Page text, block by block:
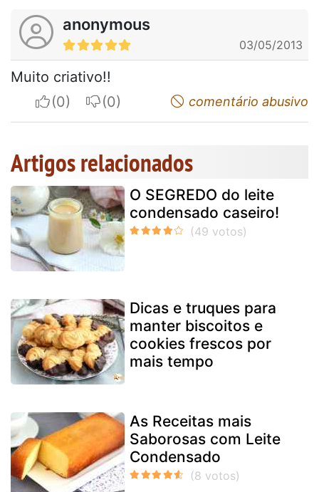
anonymous
03/05/2013
Muito criativo!!
I apreciateI do not appreciatecomentário abusivo
Artigos relacionados
O SEGREDO do leite
condensado caseiro!
Dicas e truques para
manter biscoitos e
cookies frescos por
mais tempo
As Receitas mais
Saborosas com Leite
Condensado